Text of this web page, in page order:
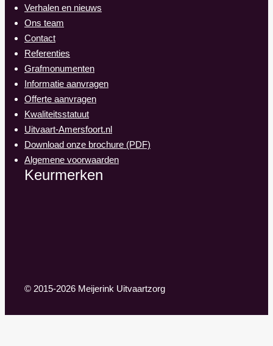
Verhalen en nieuws
Ons team
Contact
Referenties
Grafmonumenten
Informatie aanvragen
Offerte aanvragen
Kwaliteitsstatuut
Uitvaart-Amersfoort.nl
Download onze brochure (PDF)
Algemene voorwaarden
Keurmerken
© 2015-2026 Meijerink Uitvaartzorg